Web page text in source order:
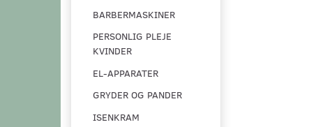
BARBERMASKINER
PERSONLIG PLEJE
KVINDER
EL-APPARATER
GRYDER OG PANDER
ISENKRAM